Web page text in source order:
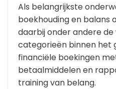
Als belangrijkste
boekhouding en balans
daarbij onder andere
categorieën binnen het
financiële boekingen
betaalmiddelen en
training van belang.